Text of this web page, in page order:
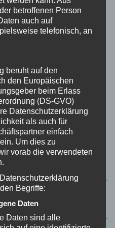
und Gaming-Room!
Warum diese
das witzigste Gadget
verdammt praktisch:
ist ein echter
betroffenen Person
auch auf
telefonisch, an
beruht auf den
den Europäischen
beim Erlass
(DS-GVO)
Datenschutzerklärung
als auch für
einfach
Um dies zu
vorab die verwendeten
Begriffe:
Daten
Daten sind alle